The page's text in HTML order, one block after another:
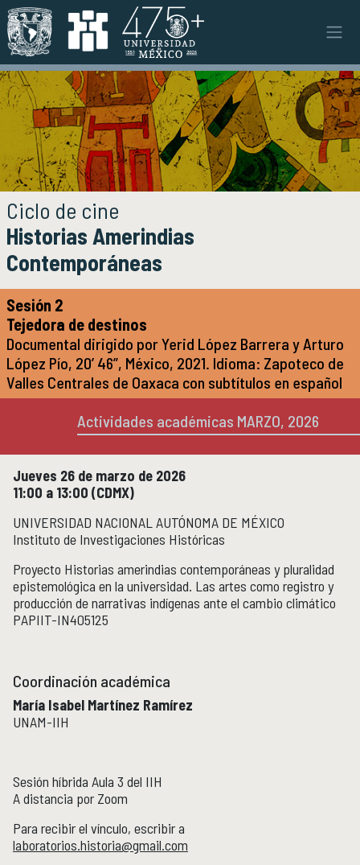
Pasar al contenido principal
Instituto
INSTITUTO
Objetivos y funciones
Misión y visión
Ejes estratégicos
Directorio y planta académica
Documentos institucionales
Órganos colegiados
Normatividad y gestiones
Investigación
INVESTIGACIÓN
Áreas de investigación e investigadores
Proyectos de investigación
Seminarios
Micrositios
Investigación posdoctoral
Actividades académicas
ACTIVIDADES ACADÉMICAS
Formación
FORMACIÓN
Posgrado
Olimpiadas
Servicio Social
Próximamente
Cursos y diplomados concluidos
Novedades editoriales
Revistas académicas
Librería
Catálogo 1945-2025
Ciclo de cine
Historias Amerindias
Contemporáneas
Sesión 2
Tejedora de destinos
Documental dirigido por Yerid López Barrera y Arturo
López Pío, 20’ 46”, México, 2021. Idioma: Zapoteco de
Valles Centrales de Oaxaca con subtítulos en español
Actividades académicas MARZO, 2026
Jueves 26 de marzo de 2026
11:00 a 13:00 (CDMX)
UNIVERSIDAD NACIONAL AUTÓNOMA DE MÉXICO
Instituto de Investigaciones Históricas
Proyecto Historias amerindias contemporáneas y pluralidad
epistemológica en la universidad. Las artes como registro y
producción de narrativas indígenas ante el cambio climático
PAPIIT-IN405125
Coordinación académica
María Isabel Martínez Ramírez
UNAM-IIH
Sesión híbrida Aula 3 del IIH
A distancia por Zoom
Para recibir el vínculo, escribir a
laboratorios.historia@gmail.com